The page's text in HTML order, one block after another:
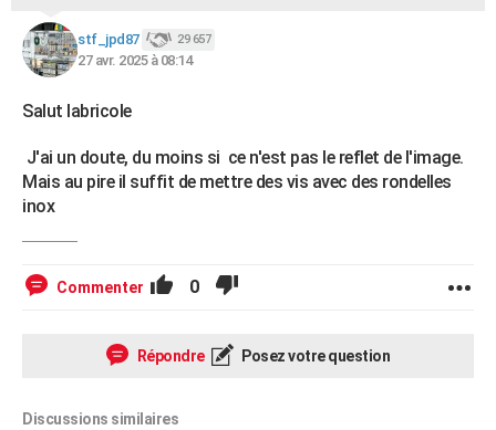
stf_jpd87 29 657
27 avr. 2025 à 08:14
Salut labricole
J'ai un doute, du moins si ce n'est pas le reflet de l'image.
Mais au pire il suffit de mettre des vis avec des rondelles
inox
Commenter 0
Répondre Posez votre question
Discussions similaires